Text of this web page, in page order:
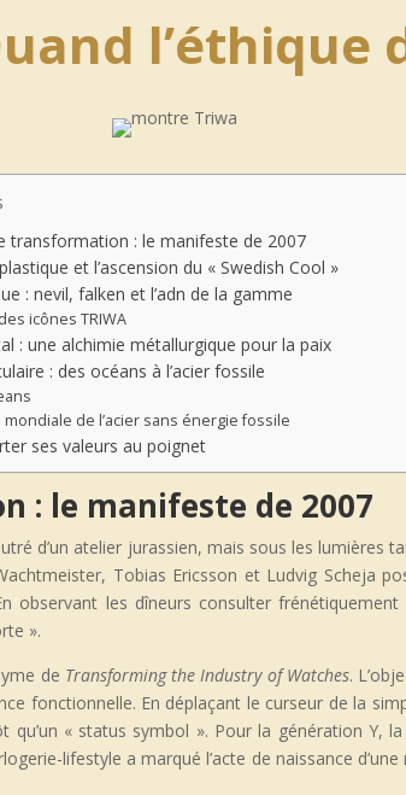
transformation : le manifeste de 2007
et l’ascension du « Swedish Cool »
: nevil, falken et l’adn de la gamme
icônes TRIWA
: une alchimie métallurgique pour la paix
: des océans à l’acier fossile
mondiale de l’acier sans énergie fossile
ses valeurs au poignet
: le manifeste de 2007
d’un atelier jurassien, mais sous les lumières
Tobias Ericsson et Ludvig Scheja
observant les dîneurs consulter
».
de Transforming the Industry of Watches.
fonctionnelle. En déplaçant le curseur de la
« status symbol ». Pour la génération Y,
lifestyle a marqué l’acte de naissance